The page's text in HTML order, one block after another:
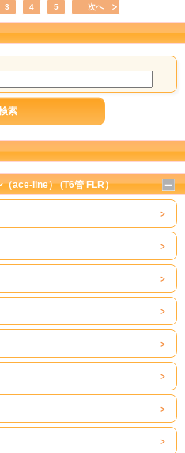
3 4 5 次へ
ace-line） (T6管 FLR）